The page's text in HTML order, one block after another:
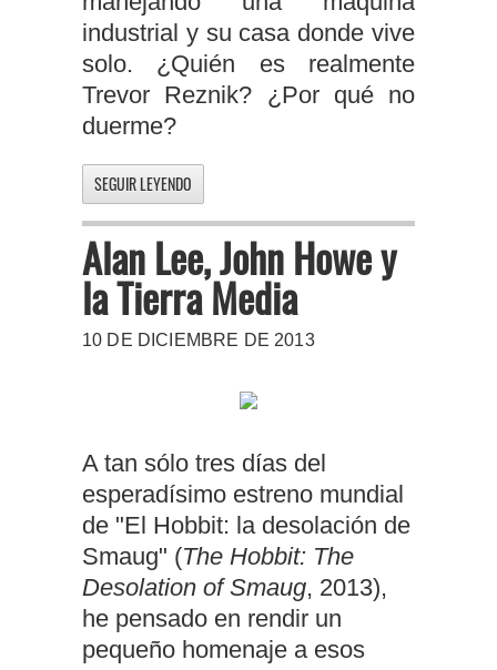
industrial y su casa donde vive
solo. ¿Quién es realmente
Trevor Reznik? ¿Por qué no
duerme?
SEGUIR LEYENDO
Alan Lee, John Howe y
la Tierra Media
10 DE DICIEMBRE DE 2013
A tan sólo tres días del
esperadísimo estreno mundial
de "El Hobbit: la desolación de
Smaug" (The Hobbit: The
Desolation of Smaug, 2013),
he pensado en rendir un
pequeño homenaje a esos